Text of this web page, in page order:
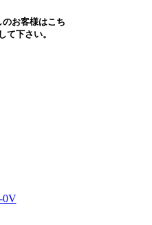
お客様はこち
て下さい。
0V